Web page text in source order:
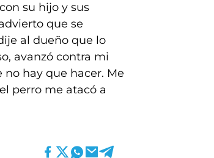
su hijo y sus
que se
al dueño que lo
avanzó contra mi
hay que hacer. Me
perro me atacó a